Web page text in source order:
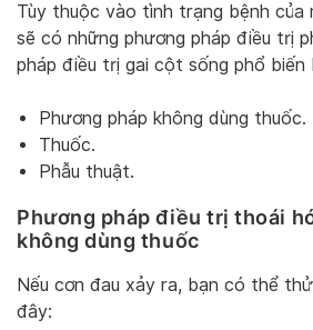
Tùy thuộc vào tình trạng bệnh của
sẽ có những phương pháp điều trị
pháp điều trị gai cột sống phổ biến
Phương pháp không dùng thuốc.
Thuốc.
Phẫu thuật.
Phương pháp điều trị thoái
không dùng thuốc
Nếu cơn đau xảy ra, bạn có thể
đây: